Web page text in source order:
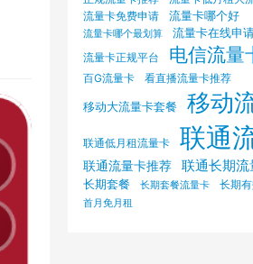
流量卡免费申请 流量卡哪个好
流量卡哪个最划算 流量卡在线申
流量卡正规平台 电信流量
百G流量卡 看直播流量卡推荐
移动大流量卡套餐 移动
联通低月租流量卡 联通
联通流量卡推荐 联通长期流
长期套餐 长期套餐流量卡 长期
首月免月租